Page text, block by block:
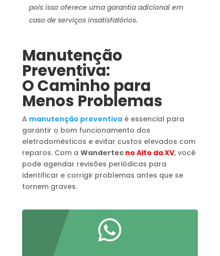
pois isso oferece uma garantia adicional em
caso de serviços insatisfatórios.
Manutenção
Preventiva:
O Caminho para
Menos Problemas
A manutenção preventivaé essencial para
garantir o bom funcionamento dos
eletrodomésticos e evitar custos elevados com
reparos. Com a Wandertec no Alto da XV, você
pode agendar revisões periódicas para
identificar e corrigir problemas antes que se
tornem graves.
